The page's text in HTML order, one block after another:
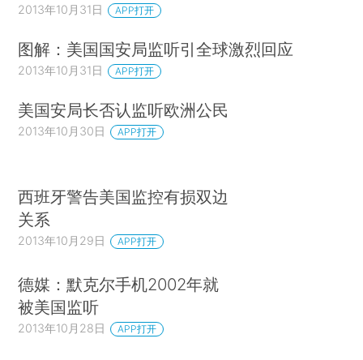
2013年10月31日 APP打开
图解：美国国安局监听引全球激烈回应
2013年10月31日 APP打开
美国安局长否认监听欧洲公民
2013年10月30日 APP打开
西班牙警告美国监控有损双边
关系
2013年10月29日 APP打开
德媒：默克尔手机2002年就
被美国监听
2013年10月28日 APP打开